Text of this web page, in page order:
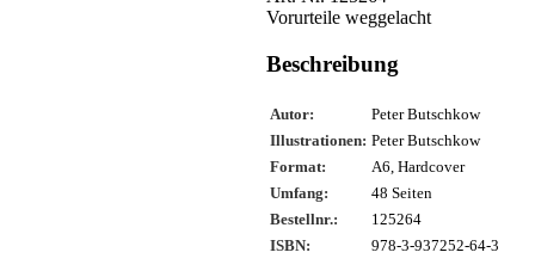
Vorurteile weggelacht
Beschreibung
Autor:
Peter Butschkow
Illustrationen: Peter Butschkow
Format:
A6, Hardcover
Umfang:
48 Seiten
Bestellnr.:
125264
ISBN:
978-3-937252-64-3